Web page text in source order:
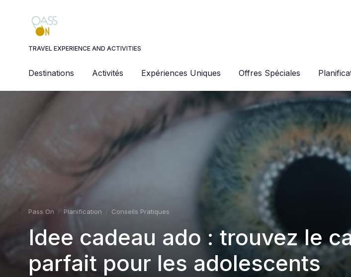
TRAVEL EXPERIENCE AND ACTIVITIES
Destinations Activités Expériences Uniques Offres Spéciales
Pass On Planification Conseils Pratiques
Idee cadeau ado : trouvez le
parfait pour les adolescents